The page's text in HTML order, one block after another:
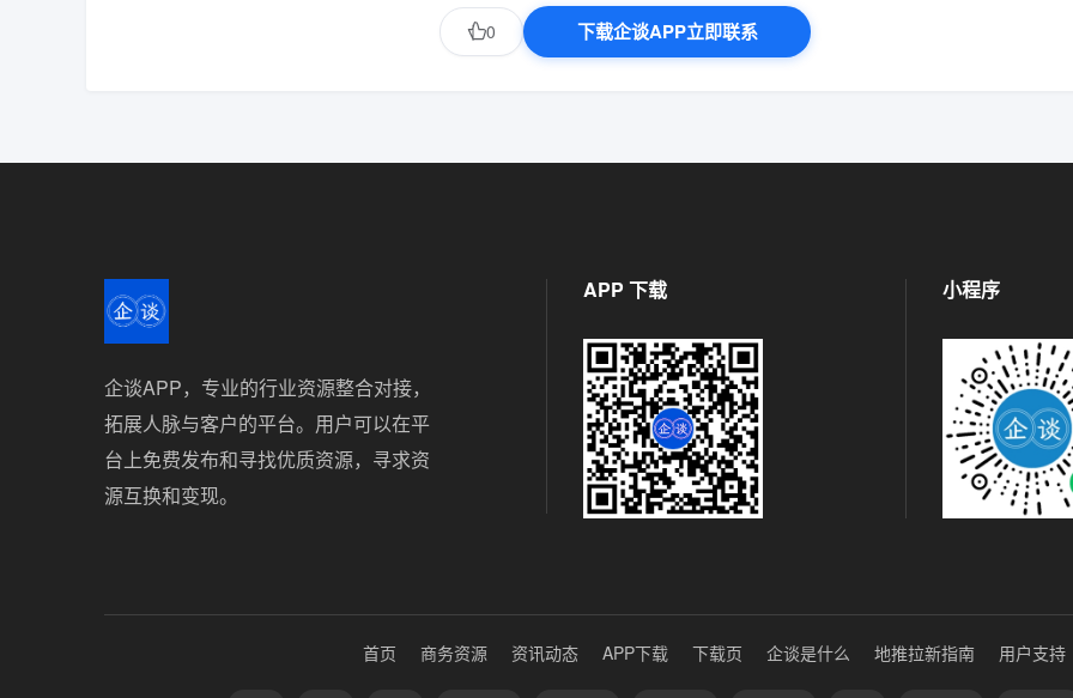
0 下载企谈APP立即联系
企谈APP，专业的行业资源整合对接，
拓展人脉与客户的平台。用户可以在平
台上免费发布和寻找优质资源，寻求资
源互换和变现。
APP 下载 小程序
首页 商务资源 资讯动态 APP下载 下载页 企谈是什么 地推拉新指南 用户支持